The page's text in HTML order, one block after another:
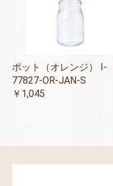
ポット（オレンジ） I-
77827-OR-JAN-S
￥1,045